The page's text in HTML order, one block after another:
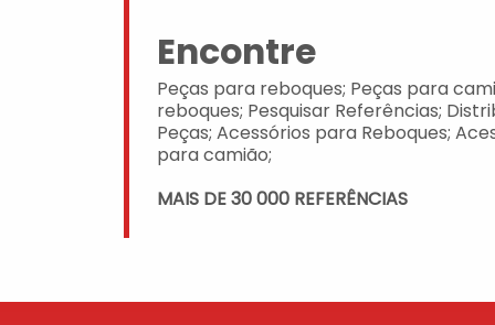
Encontre
Peças para reboques; Peças para
reboques; Pesquisar Referências;
Peças; Acessórios para Reboques;
para camião;
MAIS DE 30 000 REFERÊNCIAS